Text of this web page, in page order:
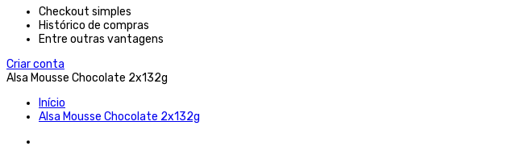
Checkout simples
Histórico de compras
Entre outras vantagens
Criar conta
Alsa Mousse Chocolate 2x132g
Início
Alsa Mousse Chocolate 2x132g